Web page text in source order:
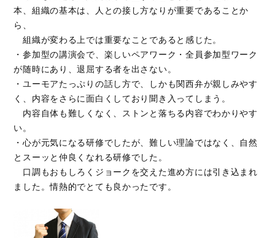
本、組織の基本は、人との接し方なりが重要であることか
ら、
組織が変わる上では重要なことであると感じた。
・参加型の講演会で、楽しいペアワーク・全員参加型ワーク
が随時にあり、退屈する者を出さない。
・ユーモアたっぷりの話し方で、しかも関西弁が親しみやす
く、内容をさらに面白くしており聞き入ってしまう。
内容自体も難しくなく、ストンと落ちる内容でわかりやす
い。
・心が元気になる研修でしたが、難しい理論ではなく、自然
とスーッと仲良くなれる研修でした。
口調もおもしろくジョークを交えた進め方には引き込まれ
ました。情熱的でとても良かったです。